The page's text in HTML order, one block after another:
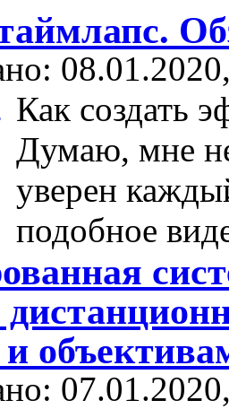
Как создать
Думаю, мне не
уверен
подобное